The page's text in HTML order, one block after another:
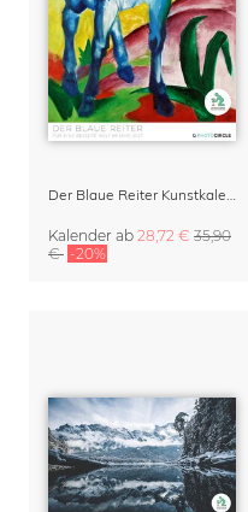
Der Blaue Reiter Kunstkalender 2027
Kalender ab 28,72 € 35,90
€ -20%